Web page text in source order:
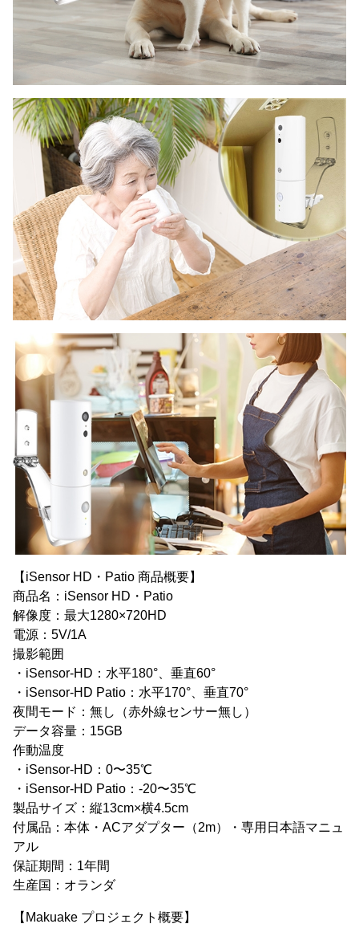
【iSensor HD・Patio 商品概要】
商品名：iSensor HD・Patio
解像度：最大1280×720HD
電源：5V/1A
撮影範囲
・iSensor-HD：水平180°、垂直60°
・iSensor-HD Patio：水平170°、垂直70°
夜間モード：無し（赤外線センサー無し）
データ容量：15GB
作動温度
・iSensor-HD：0〜35℃
・iSensor-HD Patio：-20〜35℃
製品サイズ：縦13cm×横4.5cm
付属品：本体・ACアダプター（2m）・専用日本語マニュ
アル
保証期間：1年間
生産国：オランダ
【Makuake プロジェクト概要】